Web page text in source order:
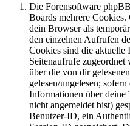
Die Forensoftware
Boards mehrere
dein Browser als
den einzelnen Aufrufen
Cookies sind die
Seitenaufrufe
über die von dir
gelesen/ungelesen;
Informationen über deine
nicht angemeldet bist)
Benutzer-ID, ein